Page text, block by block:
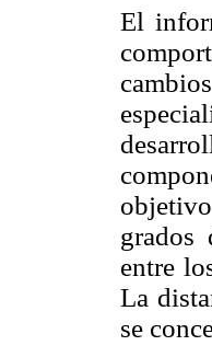
El
grados
entre
La
se